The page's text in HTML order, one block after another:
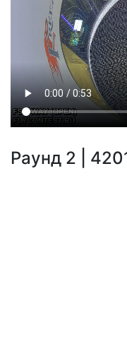
Раунд 2 |